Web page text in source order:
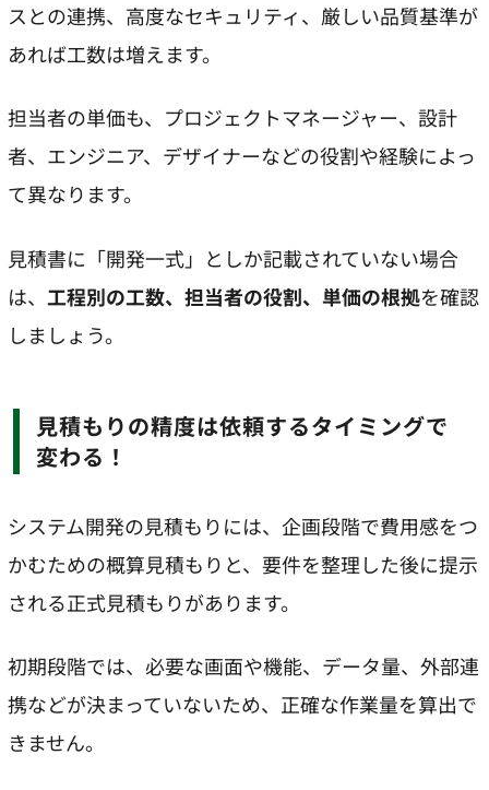
スとの連携、高度なセキュリティ、厳しい品質基準が
あれば工数は増えます。
担当者の単価も、プロジェクトマネージャー、設計
者、エンジニア、デザイナーなどの役割や経験によっ
て異なります。
見積書に「開発一式」としか記載されていない場合
は、 工程別の工数、担当者の役割、単価の根拠を確認
しましょう。
見積もりの精度は依頼するタイミングで
変わる！
システム開発の見積もりには、企画段階で費用感をつ
かむための概算見積もりと、要件を整理した後に提示
される正式見積もりがあります。
初期段階では、必要な画面や機能、データ量、外部連
携などが決まっていないため、正確な作業量を算出で
きません。